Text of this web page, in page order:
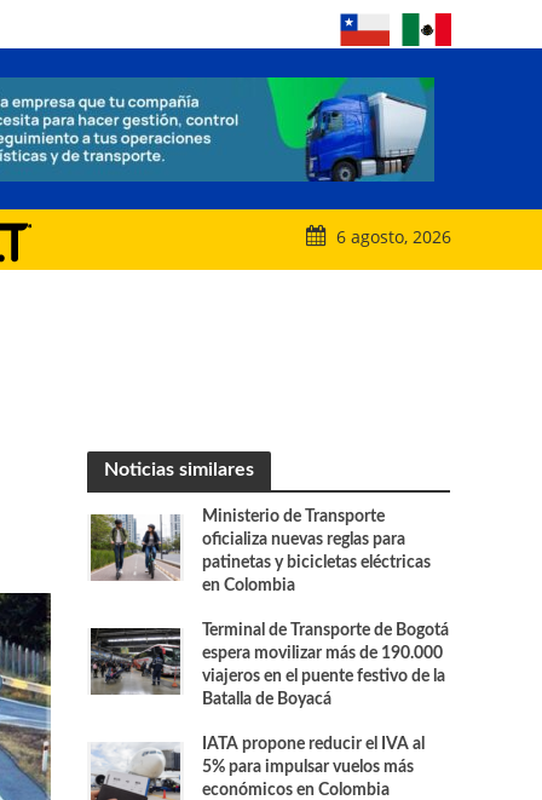
6 agosto, 2026
Noticias similares
Ministerio de Transporte
oficializa nuevas reglas para
patinetas y bicicletas eléctricas
en Colombia
Terminal de Transporte de Bogotá
espera movilizar más de 190.000
viajeros en el puente festivo de la
Batalla de Boyacá
IATA propone reducir el IVA al
5% para impulsar vuelos más
económicos en Colombia